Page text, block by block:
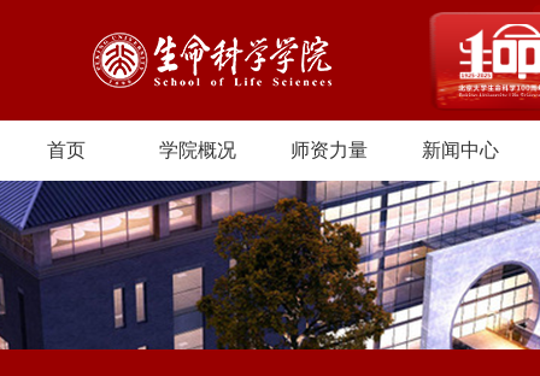
首页 学院概况 师资力量 新闻中心